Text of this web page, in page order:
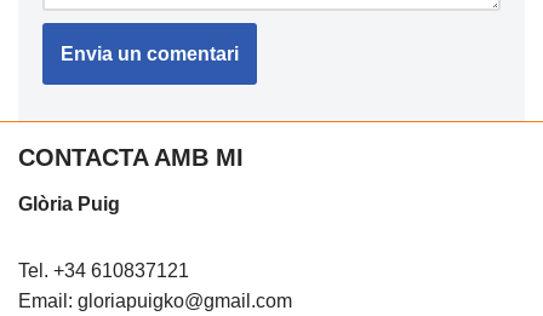
CONTACTA AMB MI
Glòria Puig
Tel. +34 610837121
Email: gloriapuigko@gmail.com